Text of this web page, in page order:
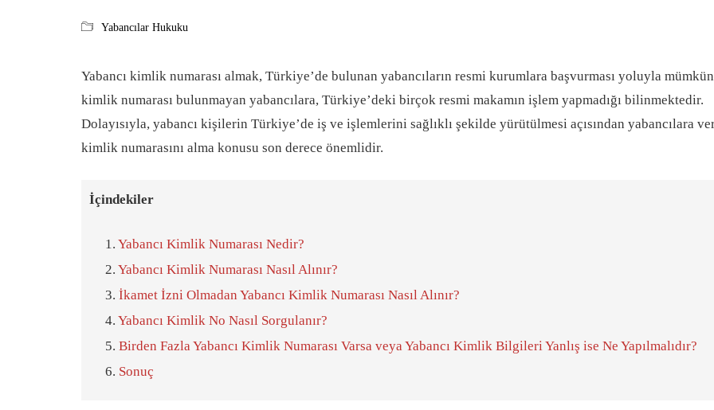
Yabancılar Hukuku
Yabancı kimlik numarası almak, Türkiye’de bulunan yabancıların resmi kurumlara başvurması yoluyla
kimlik numarası bulunmayan yabancılara, Türkiye’deki birçok resmi makamın işlem yapmadığı bilinmektedir.
Dolayısıyla, yabancı kişilerin Türkiye’de iş ve işlemlerini sağlıklı şekilde yürütülmesi açısından yabancılara
kimlik numarasını alma konusu son derece önemlidir.
İçindekiler
Yabancı Kimlik Numarası Nedir?
Yabancı Kimlik Numarası Nasıl Alınır?
İkamet İzni Olmadan Yabancı Kimlik Numarası Nasıl Alınır?
Yabancı Kimlik No Nasıl Sorgulanır?
Birden Fazla Yabancı Kimlik Numarası Varsa veya Yabancı Kimlik Bilgileri Yanlış ise Ne Yapılmalıdır?
Sonuç